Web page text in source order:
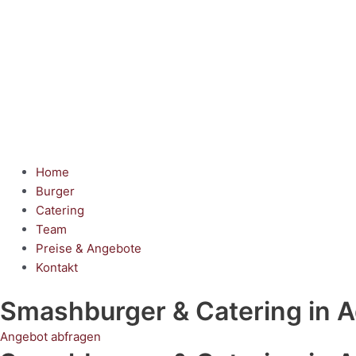
Home
Burger
Catering
Team
Preise & Angebote
Kontakt
Smashburger & Catering in
Angebot abfragen